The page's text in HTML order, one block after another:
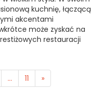
kuchnię, łączącą
akcentami
może zyskać na
restauracji
... 11 »